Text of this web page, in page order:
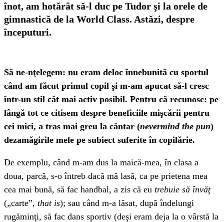
înot, am hotărât să-l duc pe Tudor şi la orele de
gimnastică de la World Class. Astăzi, despre
începuturi.
Să ne-nţelegem: nu eram deloc înnebunită cu sportul
când am făcut primul copil şi m-am apucat să-l cresc
într-un stil cât mai activ posibil. Pentru că recunosc: pe
lângă tot ce citisem despre beneficiile mişcării pentru
cei mici, a tras mai greu la cântar (nevermind the pun)
dezamăgirile mele pe subiect suferite în copilărie.
De exemplu, când m-am dus la maică-mea, în clasa a
doua, parcă, s-o întreb dacă mă lasă, ca pe prietena mea
cea mai bună, să fac handbal, a zis că eu trebuie să învăţ
(„carte”, that is); sau când m-a lăsat, după îndelungi
rugăminţi, să fac dans sportiv (deşi eram deja la o vârstă la